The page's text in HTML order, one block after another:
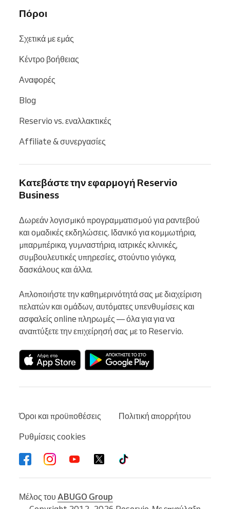
Πόροι
Σχετικά με εμάς
Κέντρο βοήθειας
Αναφορές
Blog
Reservio vs. εναλλακτικές
Affiliate & συνεργασίες
Κατεβάστε την εφαρμογή Reservio
Business
Δωρεάν λογισμικό προγραμματισμού για ραντεβού
και ομαδικές εκδηλώσεις. Ιδανικό για κομμωτήρια,
μπαρμπέρικα, γυμναστήρια, ιατρικές κλινικές,
συμβουλευτικές υπηρεσίες, στούντιο γιόγκα,
δασκάλους και άλλα.
Απλοποιήστε την καθημερινότητά σας με διαχείριση
πελατών και ομάδων, αυτόματες υπενθυμίσεις και
ασφαλείς online πληρωμές — όλα για για να
αναπτύξετε την επιχείρησή σας με το Reservio.
Όροι και προϋποθέσεις
Πολιτική απορρήτου
Ρυθμίσεις cookies
Μέλος του ABUGO Group